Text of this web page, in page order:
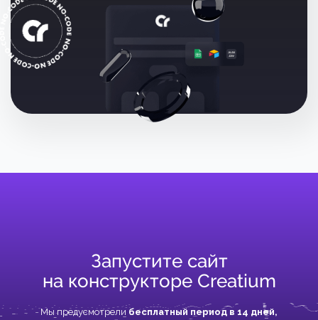
Запустите сайт
на конструкторе Creatium
Мы предусмотрели бесплатный период в 14 дней,